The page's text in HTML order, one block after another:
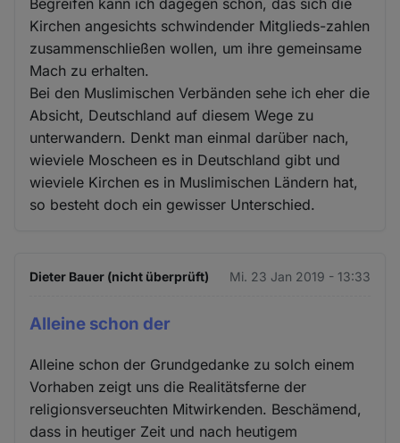
Begreifen kann ich dagegen schon, das sich die
Kirchen angesichts schwindender Mitglieds-zahlen
zusammenschließen wollen, um ihre gemeinsame
Mach zu erhalten.
Bei den Muslimischen Verbänden sehe ich eher die
Absicht, Deutschland auf diesem Wege zu
unterwandern. Denkt man einmal darüber nach,
wieviele Moscheen es in Deutschland gibt und
wieviele Kirchen es in Muslimischen Ländern hat,
so besteht doch ein gewisser Unterschied.
Dieter Bauer (nicht überprüft) Mi. 23 Jan 2019 - 13:33
Alleine schon der
Alleine schon der Grundgedanke zu solch einem
Vorhaben zeigt uns die Realitätsferne der
religionsverseuchten Mitwirkenden. Beschämend,
dass in heutiger Zeit und nach heutigem